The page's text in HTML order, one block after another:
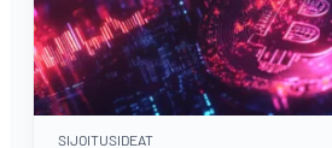
SIJOITUSIDEAT